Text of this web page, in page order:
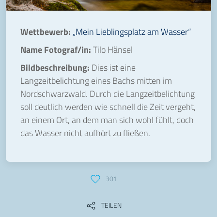
Wettbewerb:„Mein Lieblingsplatz am Wasser“
Name Fotograf/in:Tilo Hänsel
Bildbeschreibung: Dies ist eine
Langzeitbelichtung eines Bachs mitten im
Nordschwarzwald. Durch die Langzeitbelichtung
soll deutlich werden wie schnell die Zeit vergeht,
an einem Ort, an dem man sich wohl fühlt, doch
das Wasser nicht aufhört zu fließen.
301
TEILEN